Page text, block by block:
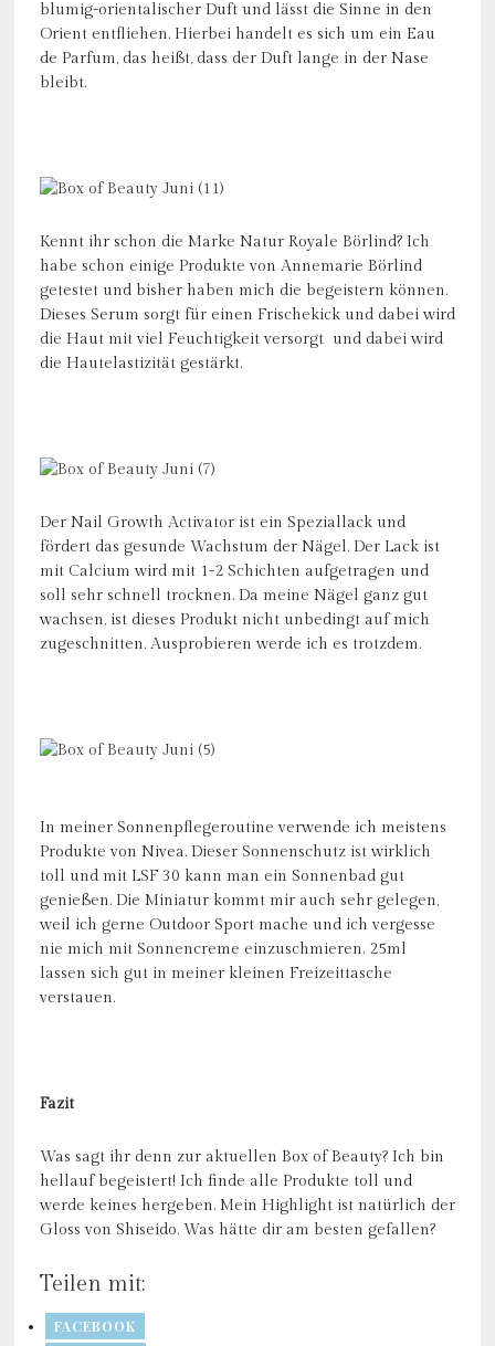
blumig-orientalischer Duft und lässt die Sinne in den
Orient entfliehen. Hierbei handelt es sich um ein Eau
de Parfum, das heißt, dass der Duft lange in der Nase
bleibt.
Kennt ihr schon die Marke Natur Royale Börlind? Ich
habe schon einige Produkte von Annemarie Börlind
getestet und bisher haben mich die begeistern können.
Dieses Serum sorgt für einen Frischekick und dabei wird
die Haut mit viel Feuchtigkeit versorgt und dabei wird
die Hautelastizität gestärkt.
Der Nail Growth Activator ist ein Speziallack und
fördert das gesunde Wachstum der Nägel. Der Lack ist
mit Calcium wird mit 1-2 Schichten aufgetragen und
soll sehr schnell trocknen. Da meine Nägel ganz gut
wachsen, ist dieses Produkt nicht unbedingt auf mich
zugeschnitten. Ausprobieren werde ich es trotzdem.
In meiner Sonnenpflegeroutine verwende ich meistens
Produkte von Nivea. Dieser Sonnenschutz ist wirklich
toll und mit LSF 30 kann man ein Sonnenbad gut
genießen. Die Miniatur kommt mir auch sehr gelegen,
weil ich gerne Outdoor Sport mache und ich vergesse
nie mich mit Sonnencreme einzuschmieren. 25ml
lassen sich gut in meiner kleinen Freizeittasche
verstauen.
Fazit
Was sagt ihr denn zur aktuellen Box of Beauty? Ich bin
hellauf begeistert! Ich finde alle Produkte toll und
werde keines hergeben. Mein Highlight ist natürlich der
Gloss von Shiseido. Was hätte dir am besten gefallen?
Teilen mit:
FACEBOOK